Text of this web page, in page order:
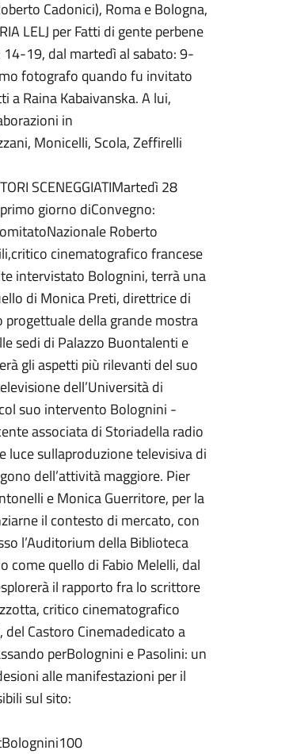
Cadonici), Roma e Bologna,
LELJ per Fatti di gente perbene
19, dal martedì al sabato: 9-
fotografo quando fu invitato
Raina Kabaivanska. A lui,
in
Monicelli, Scola, Zeffirelli
SCENEGGIATIMartedì 28
giorno diConvegno:
Roberto
cinematografico francese
intervistato Bolognini, terrà una
di Monica Preti, direttrice di
progettuale della grande mostra
sedi di Palazzo Buontalenti e
gli aspetti più rilevanti del suo
dell’Università di
suo intervento Bolognini -
associata di Storiadella radio
luce sullaproduzione televisiva di
dell’attività maggiore. Pier
e Monica Guerritore, per la
il contesto di mercato, con
l’Auditorium della Biblioteca
come quello di Fabio Melelli, dal
il rapporto fra lo scrittore
critico cinematografico
Castoro Cinemadedicato a
perBolognini e Pasolini: un
alle manifestazioni per il
sul sito: